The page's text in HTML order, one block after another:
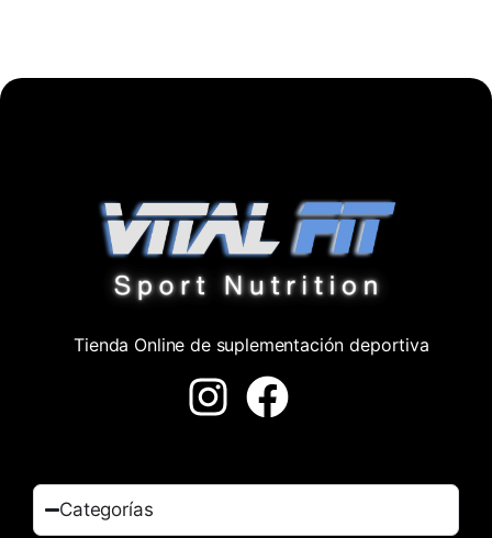
Tienda Online de suplementación deportiva
Categorías